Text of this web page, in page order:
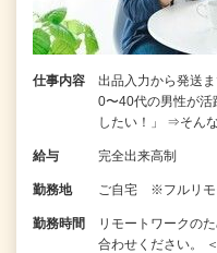
仕事内容
出品入力から発送
0〜40代の男性が活
したい！」 ⇒そん
給与 完全出来高制
勤務地 ご自宅 ※フルリモ
勤務時間
リモートワークの
合わせください。